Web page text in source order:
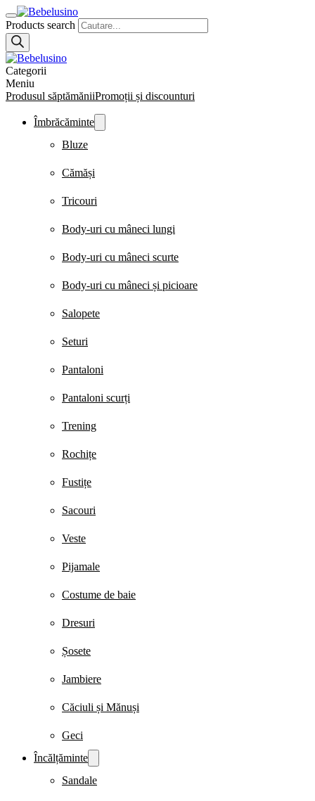
Products search
Categorii
Meniu
Produsul săptămăniiPromoții și discounturi
Îmbrăcăminte
Bluze
Cămăși
Tricouri
Body-uri cu mâneci lungi
Body-uri cu mâneci scurte
Body-uri cu mâneci și picioare
Salopete
Seturi
Pantaloni
Pantaloni scurți
Trening
Rochițe
Fustițe
Sacouri
Veste
Pijamale
Costume de baie
Dresuri
Șosete
Jambiere
Căciuli și Mănuși
Geci
Încălțăminte
Sandale